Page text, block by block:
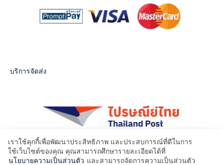
บริการจัดส่ง
เราใช้คุกกี้เพื่อพัฒนาประสิทธิภาพ และประสบการณ์ที่ดีในการ
ใช้เว็บไซต์ของคุณ คุณสามารถศึกษารายละเอียดได้ที่
นโยบายความเป็นส่วนตัว และสามารถจัดการความเป็นส่วนตัว